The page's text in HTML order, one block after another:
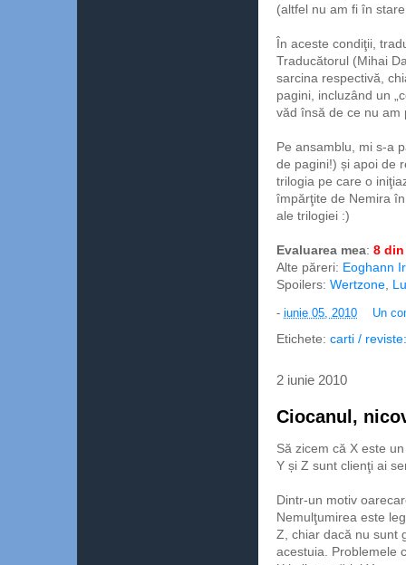
(altfel nu am fi în
În aceste condiţii,
Traducătorul (Mihai
sarcina respectivă,
pagini, incluzând un
văd însă de ce nu am
Pe ansamblu, mi s-a
de pagini!) și apoi de
trilogia pe care o
împărţite de Nemira
ale trilogiei :)
Evaluarea mea: 8 din
Alte păreri: Eoghann
Spoilers: Wertzone
- iunie 05, 2010 Un
Etichete: carti /
2 iunie 2010
Ciocanul,
Să zicem că X este
Y și Z sunt clienţi ai
Dintr-un motiv
Nemulţumirea este
Z, chiar dacă nu sunt
acestuia. Problemele